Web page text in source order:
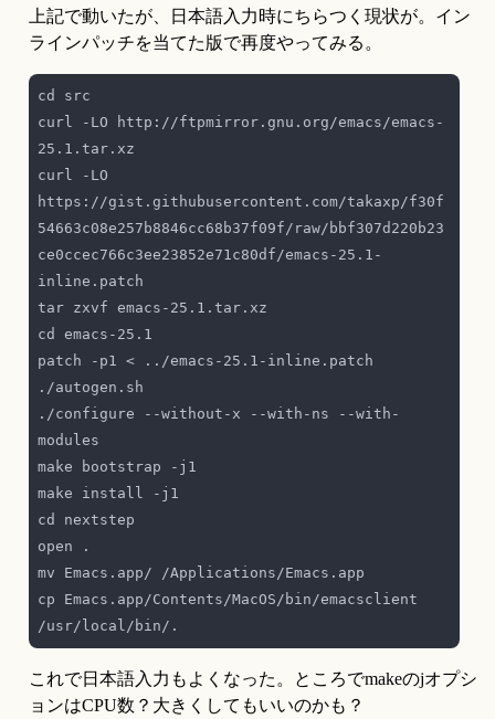
上記で動いたが、日本語入力時にちらつく現状が。イン
ラインパッチを当てた版で再度やってみる。
curl -LO http://ftpmirror.gnu.org/emacs/emacs-
curl -LO
https://gist.githubusercontent.com/takaxp/f30f
54663c08e257b8846cc68b37f09f/raw/bbf307d220b23
ce0ccec766c3ee23852e71c80df/emacs-25.1-
./configure --without-x --with-ns --with-
cp Emacs.app/Contents/MacOS/bin/emacsclient
これで日本語入力もよくなった。ところでmakeのjオプシ
ョンはCPU数？大きくしてもいいのかも？